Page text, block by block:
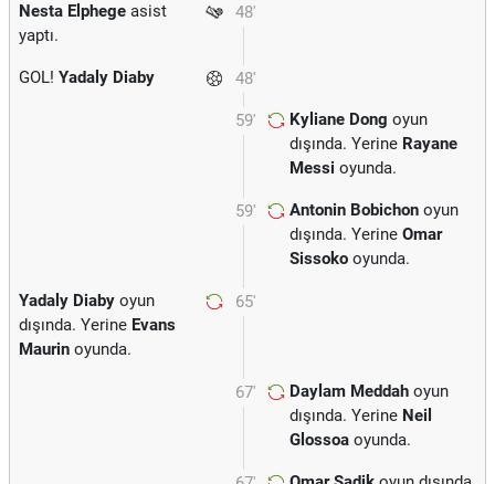
48'
Nesta Elphege asist
yaptı.
48'
GOL! Yadaly Diaby
59' Kyliane Dong oyun
dışında. Yerine Rayane
Messi oyunda.
59' Antonin Bobichon oyun
dışında. Yerine Omar
Sissoko oyunda.
65'
Yadaly Diaby oyun
dışında. Yerine Evans
Maurin oyunda.
67' Daylam Meddah oyun
dışında. Yerine Neil
Glossoa oyunda.